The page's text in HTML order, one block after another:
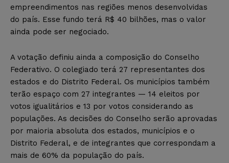
empreendimentos nas regiões menos desenvolvidas
do país. Esse fundo terá R$ 40 bilhões, mas o valor
ainda pode ser negociado.
A votação definiu ainda a composição do Conselho
Federativo. O colegiado terá 27 representantes dos
estados e do Distrito Federal. Os municípios também
terão espaço com 27 integrantes — 14 eleitos por
votos igualitários e 13 por votos considerando as
populações. As decisões do Conselho serão aprovadas
por maioria absoluta dos estados, municípios e o
Distrito Federal, e de integrantes que correspondam a
mais de 60% da população do país.